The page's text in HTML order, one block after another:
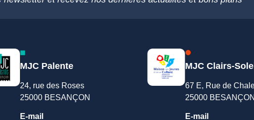
MJC Palente
24, rue des Roses
25000 BESANÇON
E-mail
MJC Clairs-
67 E, Rue de
25000 BESANÇON
E-mail